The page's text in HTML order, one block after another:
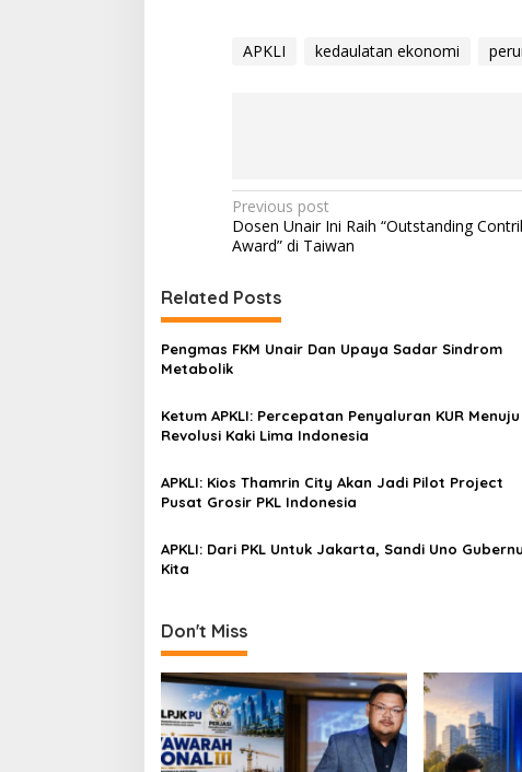
APKLI kedaulatan ekonomi
P
o
t
n
a
i
a
t
i
Previous post
Dosen Unair Ini Raih “Outstanding
Award” di Taiwan
Related Posts
Pengmas FKM Unair Dan Upaya Sadar Sindrom
Metabolik
Ketum APKLI: Percepatan Penyaluran KUR Menuju
Revolusi Kaki Lima Indonesia
APKLI: Kios Thamrin City Akan Jadi Pilot Project
Pusat Grosir PKL Indonesia
APKLI: Dari PKL Untuk Jakarta, Sandi Uno
Kita
Don't Miss